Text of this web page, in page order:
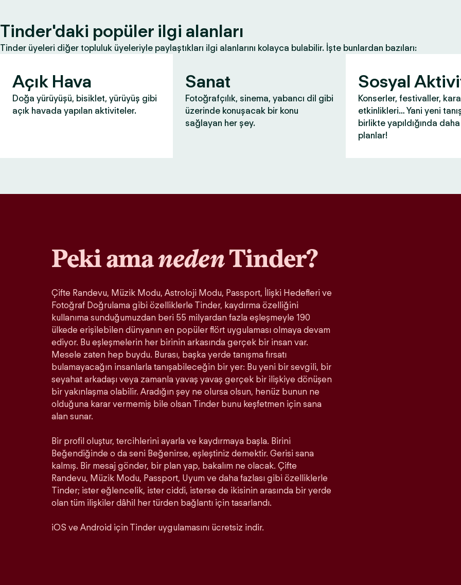
Tinder'daki popüler ilgi alanları
Tinder üyeleri diğer topluluk üyeleriyle paylaştıkları ilgi alanlarını kolayca bulabilir. İşte bunlardan bazıları:
Açık Hava
Doğa yürüyüşü, bisiklet, yürüyüş gibi
açık havada yapılan aktiviteler.
Sanat
Fotoğrafçılık, sinema, yabancı dil gibi
üzerinde konuşacak bir konu
sağlayan her şey.
Sosyal
Konserler, festivaller,
etkinlikleri… Yani yeni
birlikte yapıldığında
planlar!
Peki amanedenTinder?
Çifte Randevu, Müzik Modu, Astroloji Modu, Passport, İlişki Hedefleri ve
Fotoğraf Doğrulama gibi özelliklerle Tinder, kaydırma özelliğini
kullanıma sunduğumuzdan beri 55 milyardan fazla eşleşmeyle 190
ülkede erişilebilen dünyanın en popüler flört uygulaması olmaya devam
ediyor. Bu eşleşmelerin her birinin arkasında gerçek bir insan var.
Mesele zaten hep buydu. Burası, başka yerde tanışma fırsatı
bulamayacağın insanlarla tanışabileceğin bir yer: Bu yeni bir sevgili, bir
seyahat arkadaşı veya zamanla yavaş yavaş gerçek bir ilişkiye dönüşen
bir yakınlaşma olabilir. Aradığın şey ne olursa olsun, henüz bunun ne
olduğuna karar vermemiş bile olsan Tinder bunu keşfetmen için sana
alan sunar.
Bir profil oluştur, tercihlerini ayarla ve kaydırmaya başla. Birini
Beğendiğinde o da seni Beğenirse, eşleştiniz demektir. Gerisi sana
kalmış. Bir mesaj gönder, bir plan yap, bakalım ne olacak. Çifte
Randevu, Müzik Modu, Passport, Uyum ve daha fazlası gibi özelliklerle
Tinder; ister eğlencelik, ister ciddi, isterse de ikisinin arasında bir yerde
olan tüm ilişkiler dâhil her türden bağlantı için tasarlandı.
iOS ve Android için Tinder uygulamasını ücretsiz indir.